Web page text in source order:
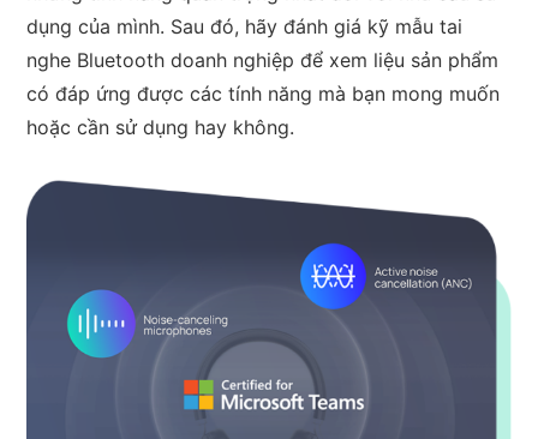
dụng của mình. Sau đó, hãy đánh giá kỹ mẫu tai
nghe Bluetooth doanh nghiệp để xem liệu sản phẩm
có đáp ứng được các tính năng mà bạn mong muốn
hoặc cần sử dụng hay không.